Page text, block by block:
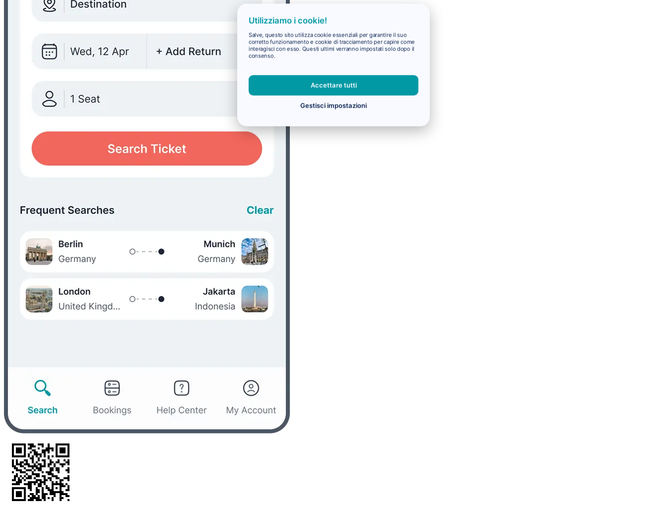
Utilizziamo i cookie!
Salve, questo sito utilizza cookie essenziali per garantire il suo
corretto funzionamento e cookie di tracciamento per capire come
interagisci con esso. Questi ultimi verranno impostati solo dopo il
consenso.
Accettare tutti
Gestisci impostazioni